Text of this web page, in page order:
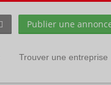
Trouver une entreprise
Publier une